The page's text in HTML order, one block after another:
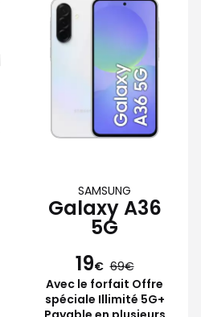
SAMSUNG
Galaxy A36
5G
19€ 69
Avec le forfait Offre
spéciale Illimité 5G+